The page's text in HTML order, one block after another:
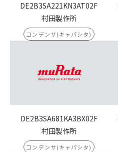
DE2B3SA221KN3AT02F
村田製作所
コンデンサ(キャパシタ)
DE2B3SA681KA3BX02F
村田製作所
コンデンサ(キャパシタ)